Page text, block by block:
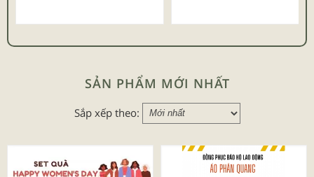
SẢN PHẨM MỚI NHẤT
Sắp xếp theo: